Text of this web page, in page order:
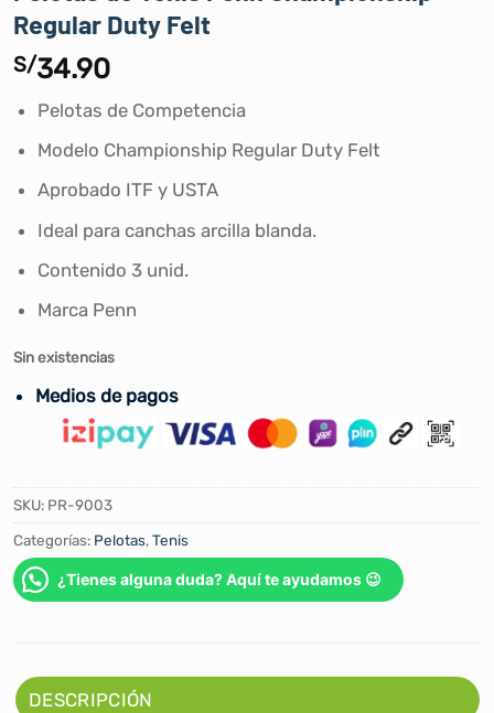
Regular Duty Felt
S/34.90
Pelotas de Competencia
Modelo Championship Regular Duty Felt
Aprobado ITF y USTA
Ideal para canchas arcilla blanda.
Contenido 3 unid.
Marca Penn
Sin existencias
Medios de pagos
SKU: PR-9003
Categorías: Pelotas,Tenis
¿Tienes alguna duda? Aquí te ayudamos 😉
DESCRIPCIÓN